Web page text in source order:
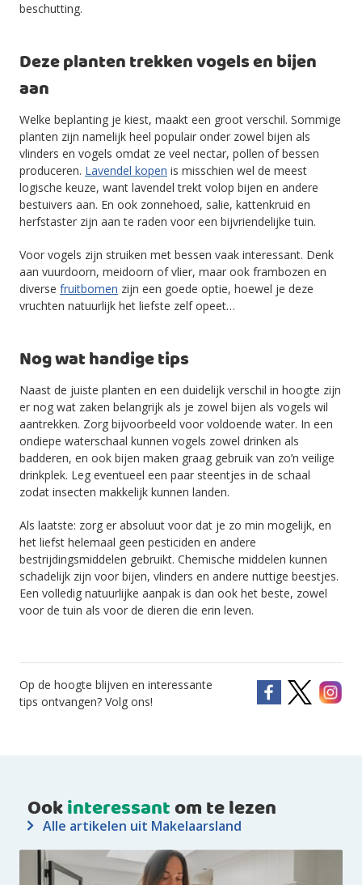
beschutting.
Deze planten trekken vogels en bijen
aan
Welke beplanting je kiest, maakt een groot verschil. Sommige
planten zijn namelijk heel populair onder zowel bijen als
vlinders en vogels omdat ze veel nectar, pollen of bessen
produceren. Lavendel kopen is misschien wel de meest
logische keuze, want lavendel trekt volop bijen en andere
bestuivers aan. En ook zonnehoed, salie, kattenkruid en
herfstaster zijn aan te raden voor een bijvriendelijke tuin.
Voor vogels zijn struiken met bessen vaak interessant. Denk
aan vuurdoorn, meidoorn of vlier, maar ook frambozen en
diverse fruitbomen zijn een goede optie, hoewel je deze
vruchten natuurlijk het liefste zelf opeet…
Nog wat handige tips
Naast de juiste planten en een duidelijk verschil in hoogte zijn
er nog wat zaken belangrijk als je zowel bijen als vogels wil
aantrekken. Zorg bijvoorbeeld voor voldoende water. In een
ondiepe waterschaal kunnen vogels zowel drinken als
badderen, en ook bijen maken graag gebruik van zo’n veilige
drinkplek. Leg eventueel een paar steentjes in de schaal
zodat insecten makkelijk kunnen landen.
Als laatste: zorg er absoluut voor dat je zo min mogelijk, en
het liefst helemaal geen pesticiden en andere
bestrijdingsmiddelen gebruikt. Chemische middelen kunnen
schadelijk zijn voor bijen, vlinders en andere nuttige beestjes.
Een volledig natuurlijke aanpak is dan ook het beste, zowel
voor de tuin als voor de dieren die erin leven.
Op de hoogte blijven en interessante
tips ontvangen? Volg ons!
Ookinteressantom te lezen
Alle artikelen uit Makelaarsland